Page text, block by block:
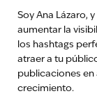
Soy Ana Lázaro,
aumentar la
los hashtags
atraer a tu
publicaciones
crecimiento.